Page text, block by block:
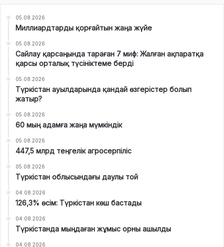
05.08.2026
Миллиардтарды қорғайтын жаңа жүйе
05.08.2026
Сайлау қарсаңында тараған 7 миф: Жалған ақпаратқа
қарсы орталық түсініктеме берді
05.08.2026
Түркістан ауылдарында қандай өзгерістер болып
жатыр?
05.08.2026
60 мың адамға жаңа мүмкіндік
05.08.2026
447,5 млрд теңгелік агросерпіліс
05.08.2026
Түркістан облысындағы даулы той
04.08.2026
126,3% өсім: Түркістан көш бастады
04.08.2026
Түркістанда мыңдаған жұмыс орны ашылды
04.08.2026